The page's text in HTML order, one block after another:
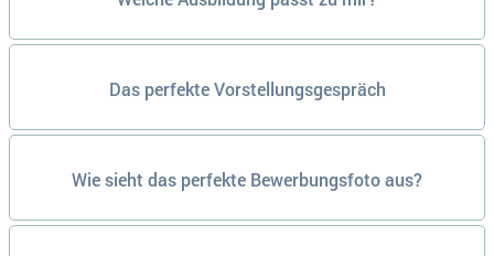
Das perfekte Vorstellungsgespräch
Wie sieht das perfekte Bewerbungsfoto aus?